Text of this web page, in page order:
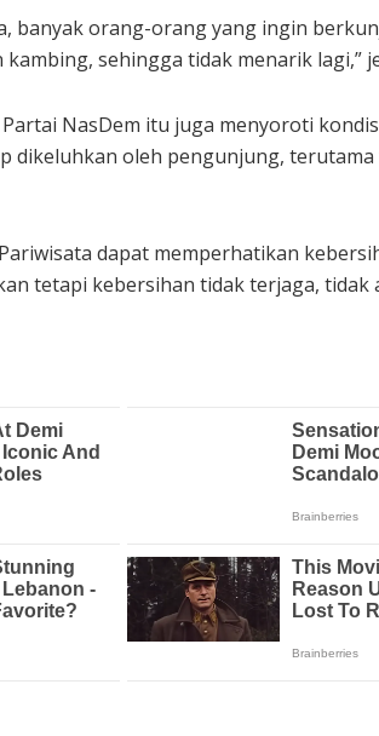
banyak orang-orang yang ingin
sehingga tidak menarik lagi,”
NasDem itu juga menyoroti
dikeluhkan oleh pengunjung,
dapat memperhatikan
tetapi kebersihan tidak terjaga, tidak